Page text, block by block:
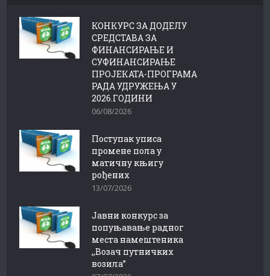
КОНКУРС ЗА ДОДЕЛУ
СРЕДСТАВА ЗА
ФИНАНСИРАЊЕ И
СУФИНАНСИРАЊЕ
ПРОЈЕКАТА-ПРОГРАМА
РАДА УДРУЖЕЊА У
2026.ГОДИНИ
06/08/2026
Поступак уписа
промене пола у
матичну књигу
рођених
13/07/2026
Јавни конкурс за
попуњавање радног
места намештеника
,,Возач путничких
возила”